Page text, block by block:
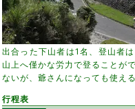
出合った下山者は1名、登山者
山上へ僅かな労力で登ることが
ないが、爺さんになっても使え
行程表